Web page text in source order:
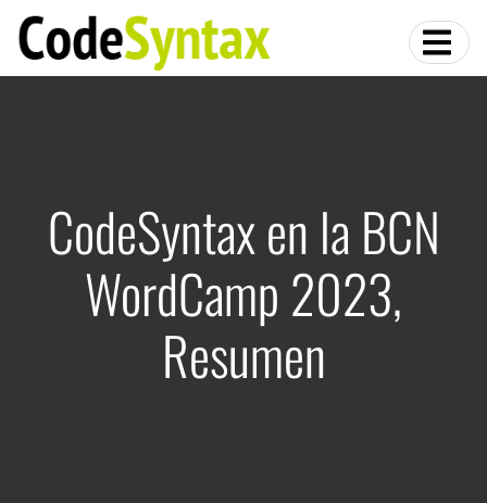
CodeSyntax en la BCN
WordCamp 2023,
Resumen